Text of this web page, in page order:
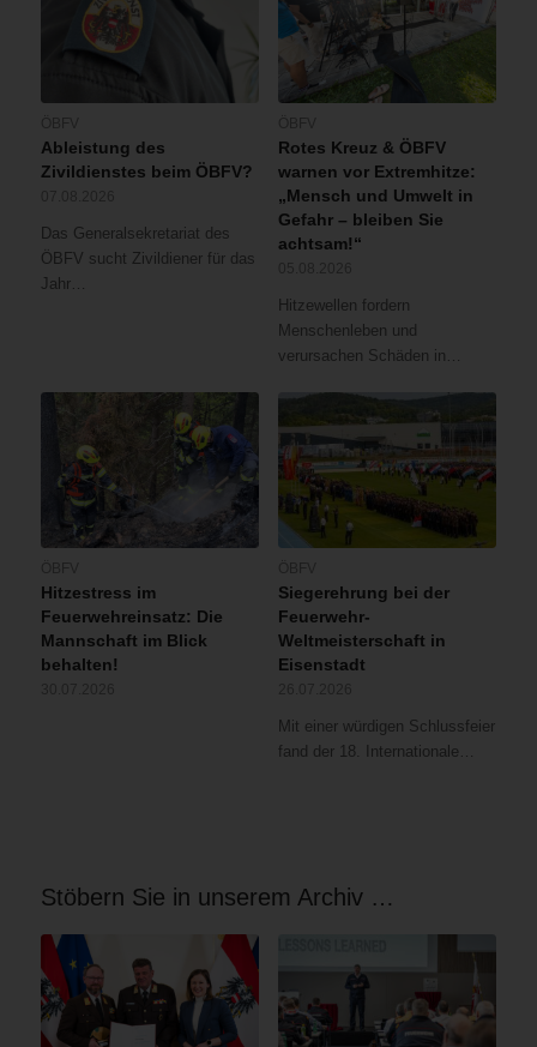
Ableistung des
Zivildienstes beim ÖBFV?
Das Generalsekretariat des
ÖBFV sucht Zivildiener für das
Jahr…
Rotes Kreuz & ÖBFV
warnen vor Extremhitze:
„Mensch und Umwelt in
Gefahr – bleiben Sie
achtsam!“
Hitzewellen fordern
Menschenleben und
verursachen Schäden in…
Hitzestress im
Feuerwehreinsatz: Die
Mannschaft im Blick
behalten!
Siegerehrung bei der
Feuerwehr-
Weltmeisterschaft in
Eisenstadt
Mit einer würdigen Schlussfeier
fand der 18. Internationale…
Stöbern Sie in unserem Archiv …